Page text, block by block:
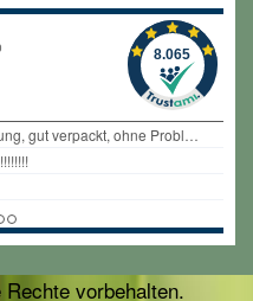
vorbehalten.